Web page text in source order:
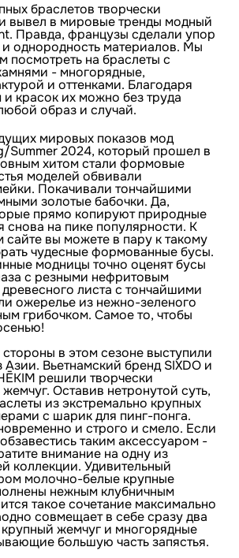
браслетов творчески
вывел в мировые тренды модный
Правда, французы сделали упор
однородность материалов. Мы
посмотреть на браслеты с
- многорядные,
и оттенками. Благодаря
красок их можно без труда
образ и случай.
мировых показов мод
Summer 2024, который прошел в
хитом стали формовые
моделей обвивали
Покачивали тончайшими
золотые бабочки. Да,
прямо копируют природные
снова на пике популярности. К
сайте вы можете в пару к такому
чудесные формованные бусы.
модницы точно оценят бусы
с резными нефритовым
листа с тончайшими
ожерелье из нежно-зеленого
грибочком. Самое то, чтобы
в этом сезоне выступили
Вьетнамский бренд SIXDO и
решили творчески
Оставив нетронутой суть,
из экстремально крупных
с шарик для пинг-понга.
и строго и смело. Если
таким аксессуаром -
внимание на одну из
коллекции. Удивительный
молочно-белые крупные
нежным клубничным
такое сочетание максимально
совмещает в себе сразу два
жемчуг и многорядные
большую часть запястья.